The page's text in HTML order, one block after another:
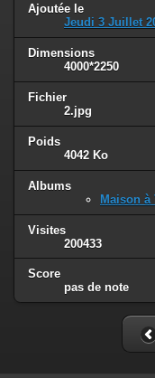
Ajoutée le
Jeudi 3 Juillet
Dimensions
4000*2250
Fichier
2.jpg
Poids
4042 Ko
Albums
Maison à
Visites
200433
Score
pas de note